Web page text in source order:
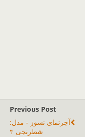
Previous Post
آجرنمای نسوز - مدل:
شطرنجی ۳